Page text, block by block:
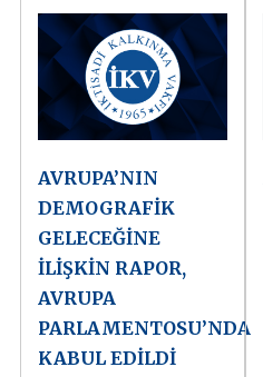
AVRUPA’NIN
DEMOGRAFİK
GELECEĞİNE
İLİŞKİN RAPOR,
AVRUPA
PARLAMENTOSU’NDA
KABUL EDİLDİ